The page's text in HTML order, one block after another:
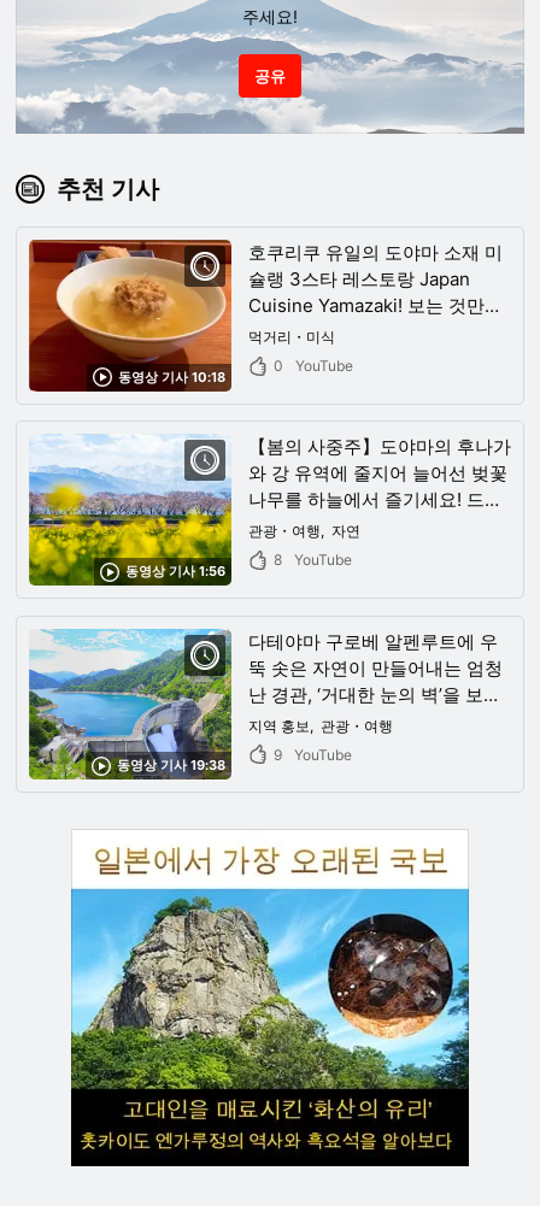
주세요!
공유
추천 기사
동영상 기사 10:18
호쿠리쿠 유일의 도야마 소재 미
슐랭 3스타 레스토랑 Japan
Cuisine Yamazaki! 보는 것만으
로도 감동하는 아름답고 섬세한
요리를 다양하게 봐 주세요!
먹거리・미식
0
YouTube
동영상 기사 1:56
【봄의 사중주】도야마의 후나가
와 강 유역에 줄지어 늘어선 벚꽃
나무를 하늘에서 즐기세요! 드론
특유의 아름다운 이미지
관광・여행
자연
8
YouTube
동영상 기사 19:38
다테야마 구로베 알펜루트에 우
뚝 솟은 자연이 만들어내는 엄청
난 경관, ‘거대한 눈의 벽’을 보러
갑시다! 도야마 현, 나가노 현 북
알프스로 일본의 대자연을 만끽
지역 홍보
관광・여행
9
YouTube